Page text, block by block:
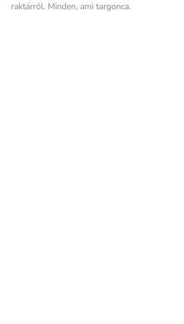
raktárról. Minden, ami targonca.